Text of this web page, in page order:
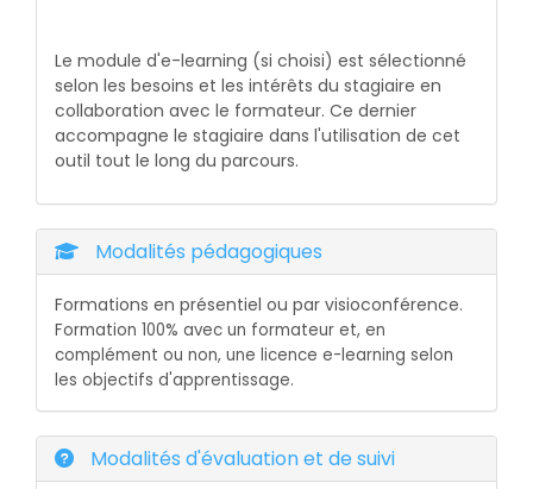
Le module d'e-learning (si choisi) est sélectionné
selon les besoins et les intérêts du stagiaire en
collaboration avec le formateur. Ce dernier
accompagne le stagiaire dans l'utilisation de cet
outil tout le long du parcours.
Modalités pédagogiques
Formations en présentiel ou par visioconférence.
Formation 100% avec un formateur et, en
complément ou non, une licence e-learning selon
les objectifs d'apprentissage.
Modalités d'évaluation et de suivi